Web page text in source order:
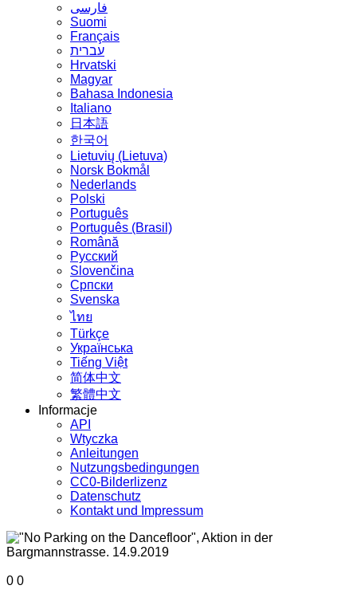
فارسی
Suomi
Français
עברית
Hrvatski
Magyar
Bahasa Indonesia
Italiano
日本語
한국어
Lietuvių (Lietuva)
‪Norsk Bokmål‬
Nederlands
Polski
Português
Português (Brasil)
Română
Русский
Slovenčina
Српски
Svenska
ไทย
Türkçe
Українська
Tiếng Việt
简体中文
繁體中文
Informacje
API
Wtyczka
Anleitungen
Nutzungsbedingungen
CC0-Bilderlizenz
Datenschutz
Kontakt und Impressum
0 0